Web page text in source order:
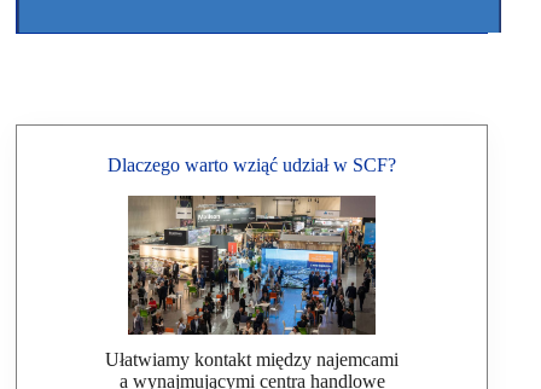
Dlaczego warto wziąć udział w SCF?
Ułatwiamy kontakt między najemcami
a wynajmującymi centra handlowe